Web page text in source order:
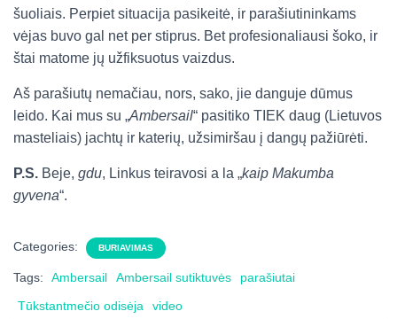
šuoliais. Perpiet situacija pasikeitė, ir parašiutininkams
vėjas buvo gal net per stiprus. Bet profesionaliausi šoko, ir
štai matome jų užfiksuotus vaizdus.
Aš parašiutų nemačiau, nors, sako, jie danguje dūmus
leido. Kai mus su „Ambersail“ pasitiko TIEK daug (Lietuvos
masteliais) jachtų ir katerių, užsimiršau į dangų pažiūrėti.
P.S. Beje, gdu, Linkus teiravosi a la „kaip Makumba
gyvena“.
Categories: BURIAVIMAS
Tags: Ambersail Ambersail sutiktuvės
parašiutai
Tūkstantmečio odisėja
video